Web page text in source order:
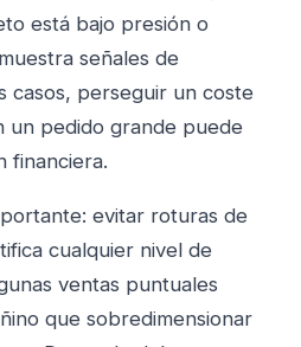
está bajo presión o
señales de
casos, perseguir un coste
un pedido grande puede
financiera.
evitar roturas de
cualquier nivel de
ventas puntuales
que sobredimensionar